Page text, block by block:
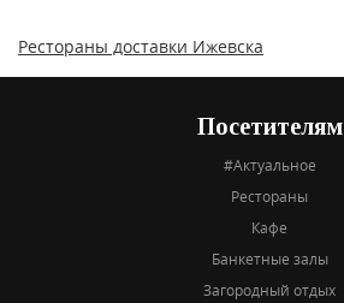
Рестораны доставки Ижевска
Посетителям
#Актуальное
Рестораны
Кафе
Банкетные залы
Загородный отдых